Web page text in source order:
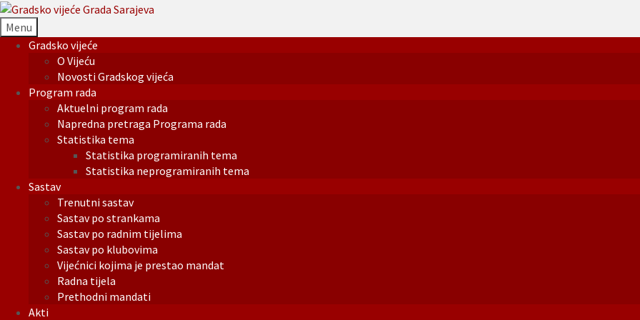
Menu
Gradsko vijeće
O Vijeću
Novosti Gradskog vijeća
Program rada
Aktuelni program rada
Napredna pretraga Programa rada
Statistika tema
Statistika programiranih tema
Statistika neprogramiranih tema
Sastav
Trenutni sastav
Sastav po strankama
Sastav po radnim tijelima
Sastav po klubovima
Vijećnici kojima je prestao mandat
Radna tijela
Prethodni mandati
Akti